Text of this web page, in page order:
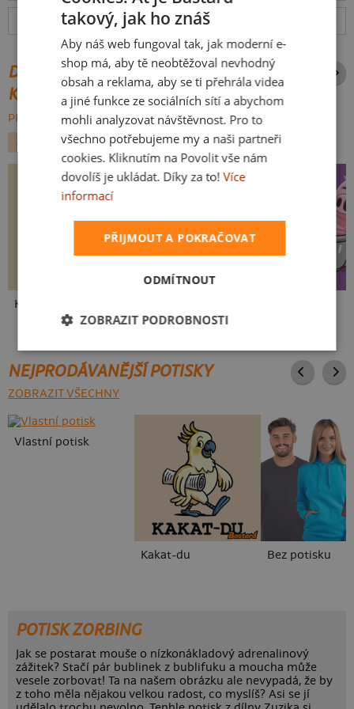
Hodnocení:4.9 (631recenzí)
DALŠÍ POTISKY ZE STEJNÉ
KATEGORIE
PROCHÁZET VŠE:
ZVÍŘÁTKA
ADRENALIN
Kakat-du
NEJPRODÁVANĚJŠÍ POTISKY
ZOBRAZIT VŠECHNY
Vlastní potisk
Kakat-du Bez potisku
POTISK ZORBING
Jak se postarat mouše o nízkonákladový adrenalinový
zážitek? Stačí pár bublinek z bublifuku a moucha může
vesele zorbovat! Ta na našem obrázku ale nevypadá, že by
z toho měla nějakou velkou radost, co myslíš? Asi se jí
SLOVAK
takový, jak ho znáš
Aby náš web fungoval tak, jak moderní e-
shop má, aby tě neobtěžoval nevhodný
obsah a reklama, aby se ti přehrála videa
a jiné funkce ze sociálních sítí a abychom
mohli analyzovat návštěvnost. Pro to
všechno potřebujeme my a naši partneři
cookies. Kliknutím na Povolit vše nám
dovolíš je ukládat. Díky za to! Více
informací
PŘIJMOUT A POKRAČOVAT
ODMÍTNOUT
ZOBRAZIT PODROBNOSTI